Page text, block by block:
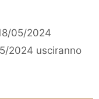
05/2024
2024 usciranno